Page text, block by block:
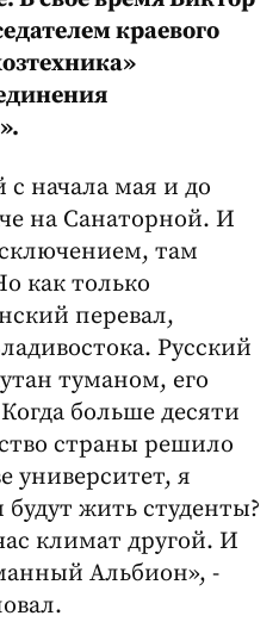
краевого
начала мая и до
на Санаторной. И
там
как только
перевал,
Русский
туманом, его
больше десяти
страны решило
университет, я
жить студенты?
климат другой. И
Альбион», -